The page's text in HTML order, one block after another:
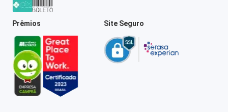
Prêmios Site Seguro